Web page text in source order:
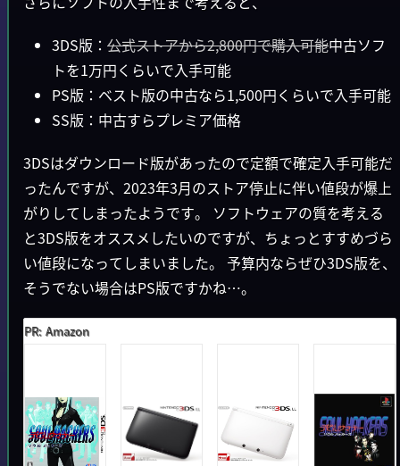
3DS版： 公式ストアから2,800円で購入可能中古ソフ
トを1万円くらいで入手可能
PS版：ベスト版の中古なら1,500円くらいで入手可能
SS版：中古すらプレミア価格
3DSはダウンロード版があったので定額で確定入手可能だ
ったんですが、2023年3月のストア停止に伴い値段が爆上
がりしてしまったようです。 ソフトウェアの質を考える
と3DS版をオススメしたいのですが、ちょっとすすめづら
い値段になってしまいました。 予算内ならぜひ3DS版を、
そうでない場合はPS版ですかね…。
PR: Amazon